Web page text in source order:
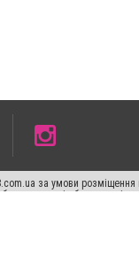
за умови
в тексті або в